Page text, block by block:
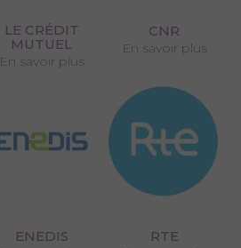
LE CRÉDIT
MUTUEL
En savoir plus
CNR
En savoir plus
ENEDIS RTE